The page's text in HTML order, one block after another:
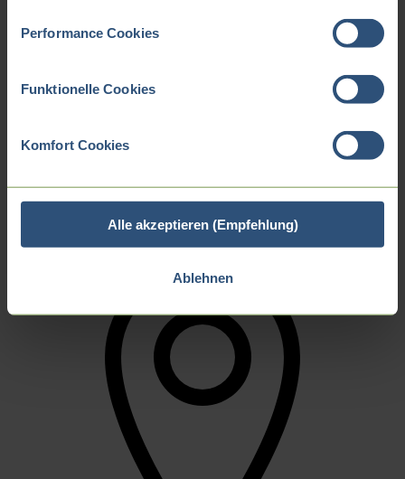
Performance Cookies
Funktionelle Cookies
Komfort Cookies
Alle akzeptieren (Empfehlung)
Ablehnen
Ausbildung in Alzey
Ausbildung in Northeim
Erfolgsgeschichten